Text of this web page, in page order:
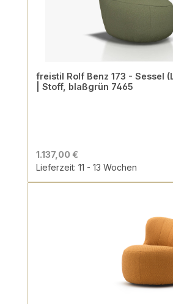
freistil Rolf Benz 173 - Sessel
| Stoff, blaßgrün 7465
1.137,00 €
Lieferzeit: 11 - 13 Wochen